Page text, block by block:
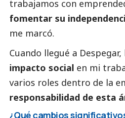
trabajamos con
fomentar su
me marcó.
Cuando llegué a
impacto social en mi
varios roles dentro de la
responsabilidad de esta
¿Qué cambios